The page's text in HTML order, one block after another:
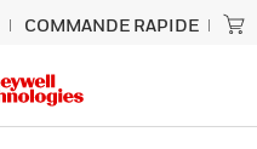
COMMANDE RAPIDE